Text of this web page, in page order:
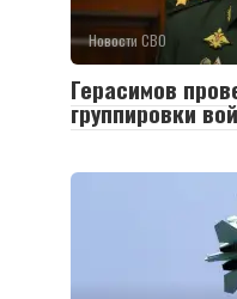
Новости СВО
Герасимов
группировки